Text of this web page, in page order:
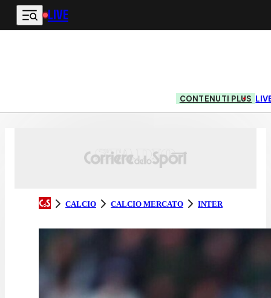
Vai al contenuto principale
LIVE
CONTENUTI PLUS
CALCIO CALCIO MERCATO INTER